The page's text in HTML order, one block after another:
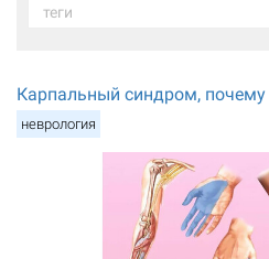
теги
Карпальный синдром, почему
неврология